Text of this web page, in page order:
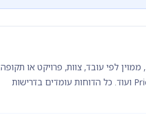
TimeClock 365 מייצרת דוחות נוכחות אוטומטיים בכל פורמט - Excel, PDF, ממוין לפי עובד, צוות, פרויקט או תקופה.
ייצוא ישיר לכל מערכות השכר הנפוצות: מיכפל, חשבשבת, שכר גלובל, Priority ועוד. כל הדוחות עומדים בדרישות